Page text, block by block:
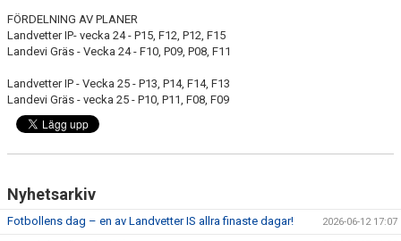
FÖRDELNING AV PLANER
Landvetter IP- vecka 24 - P15, F12, P12, F15
Landevi Gräs - Vecka 24 - F10, P09, P08, F11
Landvetter IP - Vecka 25 - P13, P14, F14, F13
Landevi Gräs - vecka 25 - P10, P11, F08, F09
Nyhetsarkiv
Fotbollens dag – en av Landvetter IS allra finaste dagar! 2026-06-12 17:07